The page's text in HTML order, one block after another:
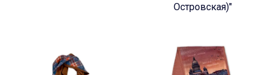
Островская)"